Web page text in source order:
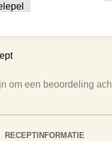
om een beoordeling
RECEPTINFORMATIE